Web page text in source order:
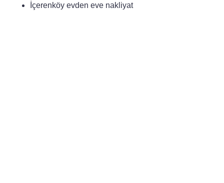
İçerenköy evden eve nakliyat